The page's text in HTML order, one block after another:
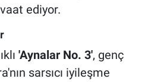
ediyor.
'Aynalar No. 3', genç
sarsıcı iyileşme